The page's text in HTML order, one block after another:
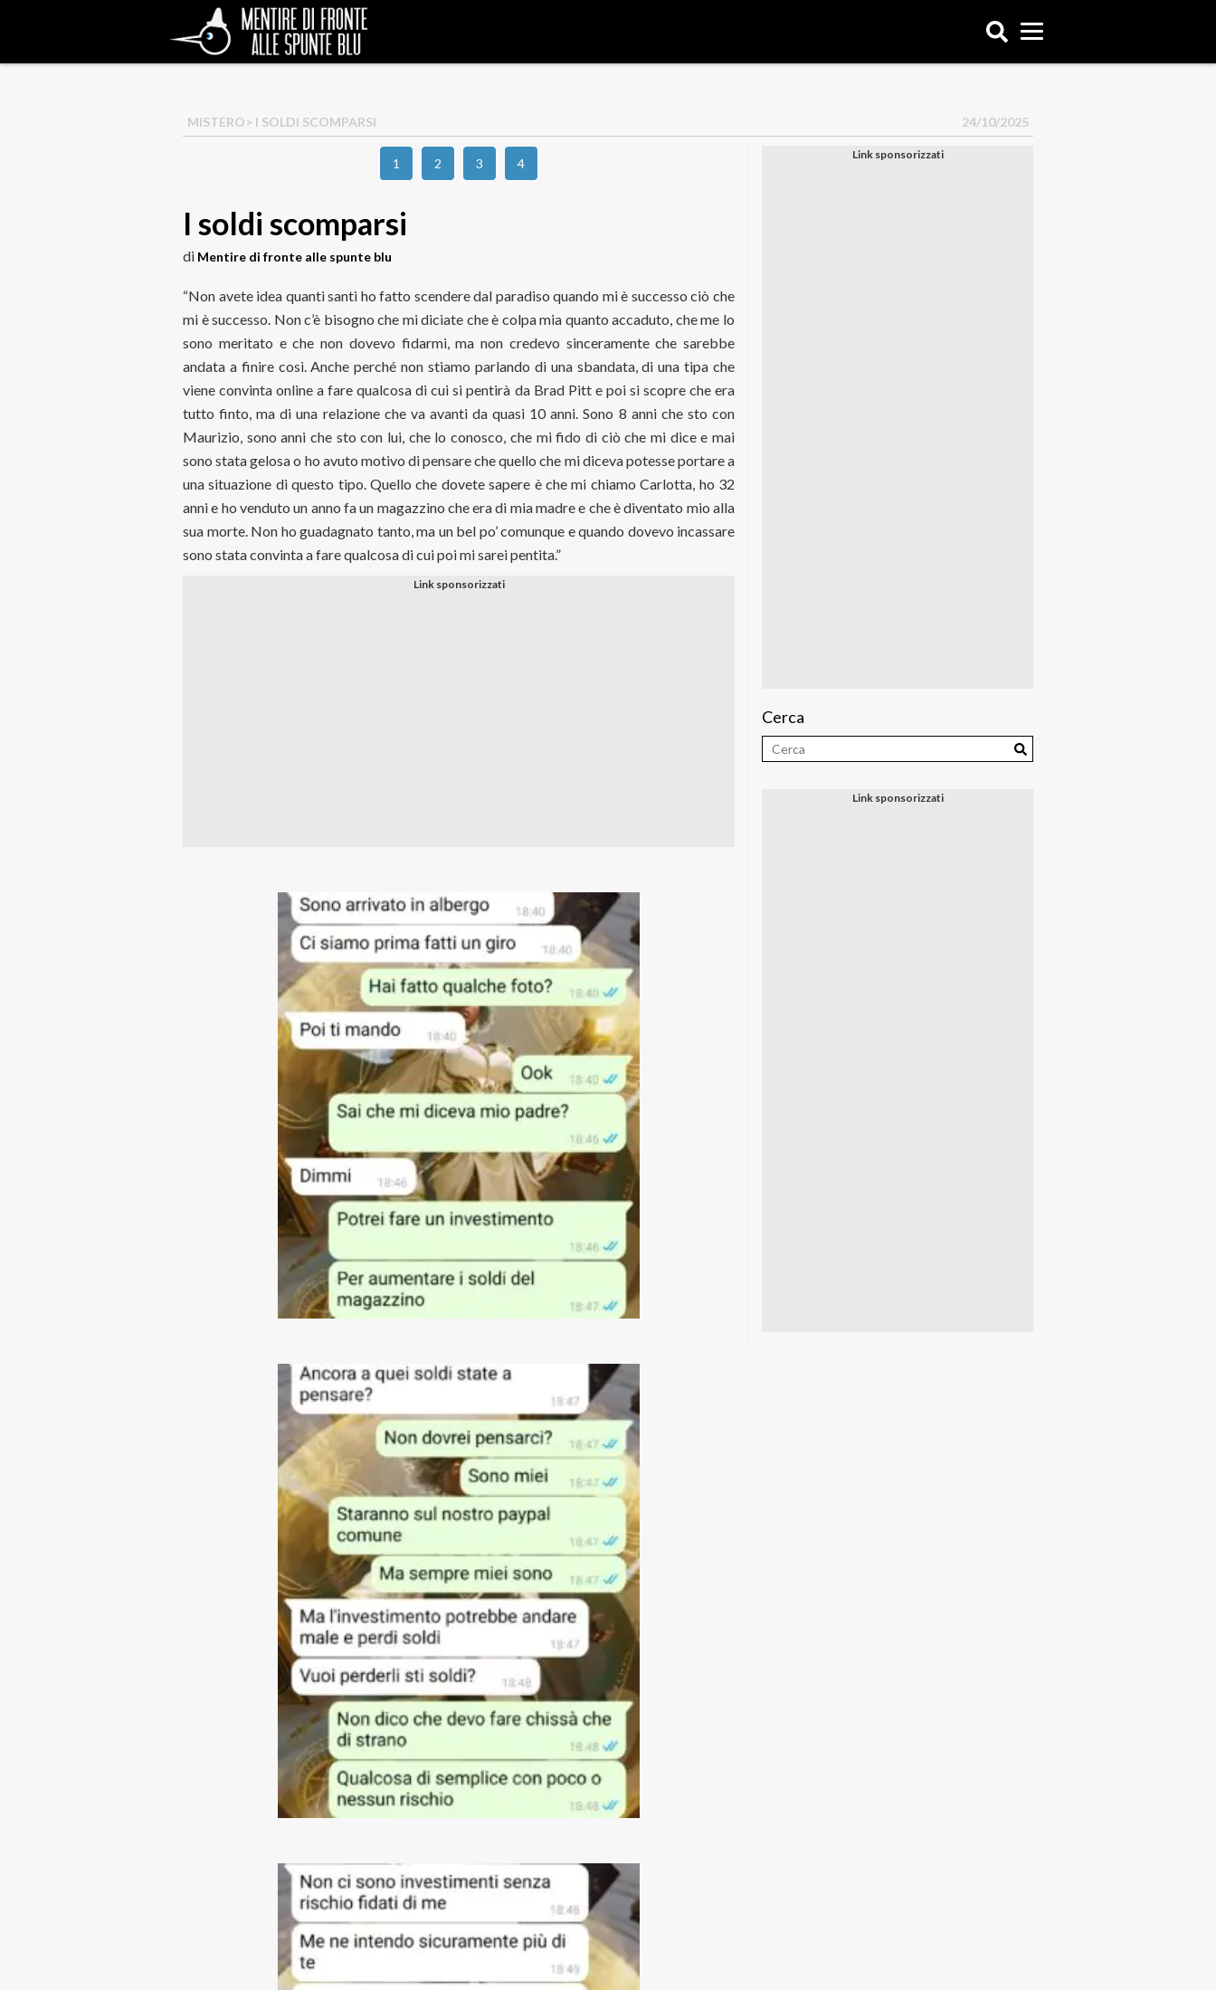
MISTERO> I SOLDI SCOMPARSI 24/10/2025
1 2 3 4
I soldi scomparsi
di Mentire di fronte alle spunte blu
“Non avete idea quanti santi ho fatto scendere dal paradiso quando mi è successo ciò che
mi è successo. Non c’è bisogno che mi diciate che è colpa mia quanto accaduto, che me lo
sono meritato e che non dovevo fidarmi, ma non credevo sinceramente che sarebbe
andata a finire così. Anche perché non stiamo parlando di una sbandata, di una tipa che
viene convinta online a fare qualcosa di cui si pentirà da Brad Pitt e poi si scopre che era
tutto finto, ma di una relazione che va avanti da quasi 10 anni. Sono 8 anni che sto con
Maurizio, sono anni che sto con lui, che lo conosco, che mi fido di ciò che mi dice e mai
sono stata gelosa o ho avuto motivo di pensare che quello che mi diceva potesse portare a
una situazione di questo tipo. Quello che dovete sapere è che mi chiamo Carlotta, ho 32
anni e ho venduto un anno fa un magazzino che era di mia madre e che è diventato mio alla
sua morte. Non ho guadagnato tanto, ma un bel po’ comunque e quando dovevo incassare
sono stata convinta a fare qualcosa di cui poi mi sarei pentita.”
Cerca